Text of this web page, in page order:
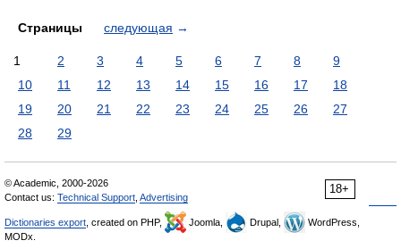
Страницы следующая →
1 2 3 4 5 6 7 8
9
10
11 12 13 14 15 16 17
18
19
20 21 22 23 24 25 26
27
28
29
18+
© Academic, 2000-2026
Contact us: Technical Support Advertising
Dictionaries export , created on PHP, Joomla, Drupal,
WordPress,
MODx.